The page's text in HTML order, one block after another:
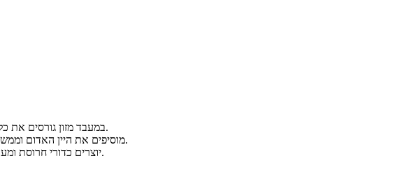
במעבד מזון גורסים את כל הפיצוחים (לא דק מדי) ומוסיפים לתמרים.
מוסיפים את היין האדום וממשיכים לערבב עד לקבלת עיסה רכה ואחידה.
יוצרים כדורי חרוסת ומעבירים למקרר (אפשר להכין לפני ולהקפיא).